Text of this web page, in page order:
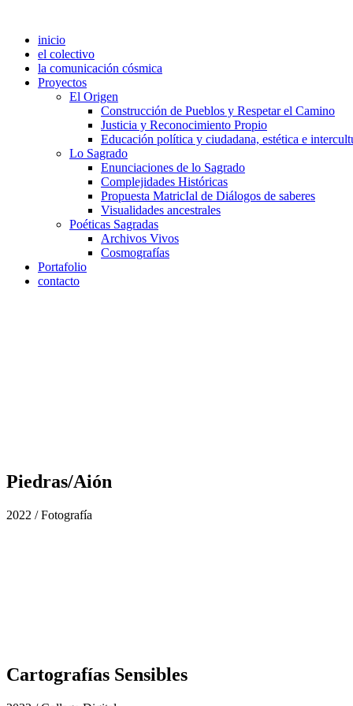
inicio
el colectivo
la comunicación cósmica
Proyectos
El Origen
Construcción de Pueblos y Respetar el Camino
Justicia y Reconocimiento Propio
Educación política y ciudadana, estética e
Lo Sagrado
Enunciaciones de lo Sagrado
Complejidades Históricas
Propuesta MatricIal de Diálogos de saberes
Visualidades ancestrales
Poéticas Sagradas
Archivos Vivos
Cosmografías
Portafolio
contacto
Piedras/Aión
2022 / Fotografía
Cartografías Sensibles